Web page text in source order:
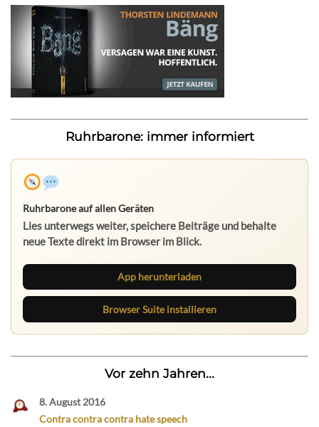
Ruhrbarone: immer informiert
Ruhrbarone auf allen Geräten
Lies unterwegs weiter, speichere Beiträge und behalte
neue Texte direkt im Browser im Blick.
App herunterladen
Browser Suite installieren
Vor zehn Jahren...
8. August 2016
Contra contra contra hate speech